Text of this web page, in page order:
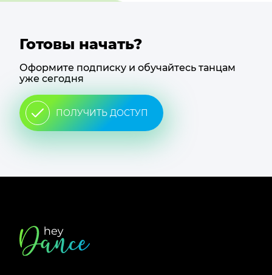
Готовы начать?
Оформите подписку и обучайтесь танцам
уже сегодня
ПОЛУЧИТЬ ДОСТУП
Футер
сайта